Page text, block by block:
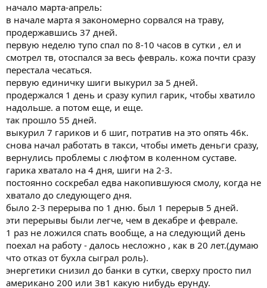
начало марта-апрель:
в начале марта я закономерно сорвался на траву,
продержавшись 37 дней.
первую неделю тупо спал по 8-10 часов в сутки , ел и
смотрел тв, отоспался за весь февраль. кожа почти сразу
перестала чесаться.
первую единичку шиги выкурил за 5 дней.
продержался 1 день и сразу купил гарик, чтобы хватило
надольше. а потом еще, и еще.
так прошло 55 дней.
выкурил 7 гариков и 6 шиг, потратив на это опять 46к.
снова начал работать в такси, чтобы иметь деньги сразу,
вернулись проблемы с люфтом в коленном суставе.
гарика хватало на 4 дня, шиги на 2-3.
постоянно соскребал едва накопившуюся смолу, когда не
хватало до следующего дня.
было 2-3 перерыва по 1 дню. был 1 перерыв 5 дней.
эти перерывы были легче, чем в декабре и феврале.
1 раз не ложился спать вообще, а на следующий день
поехал на работу - далось несложно , как в 20 лет.(думаю
что отказ от бухла сыграл роль).
энергетики снизил до банки в сутки, сверху просто пил
американо 200 или 3в1 какую нибудь ерунду.